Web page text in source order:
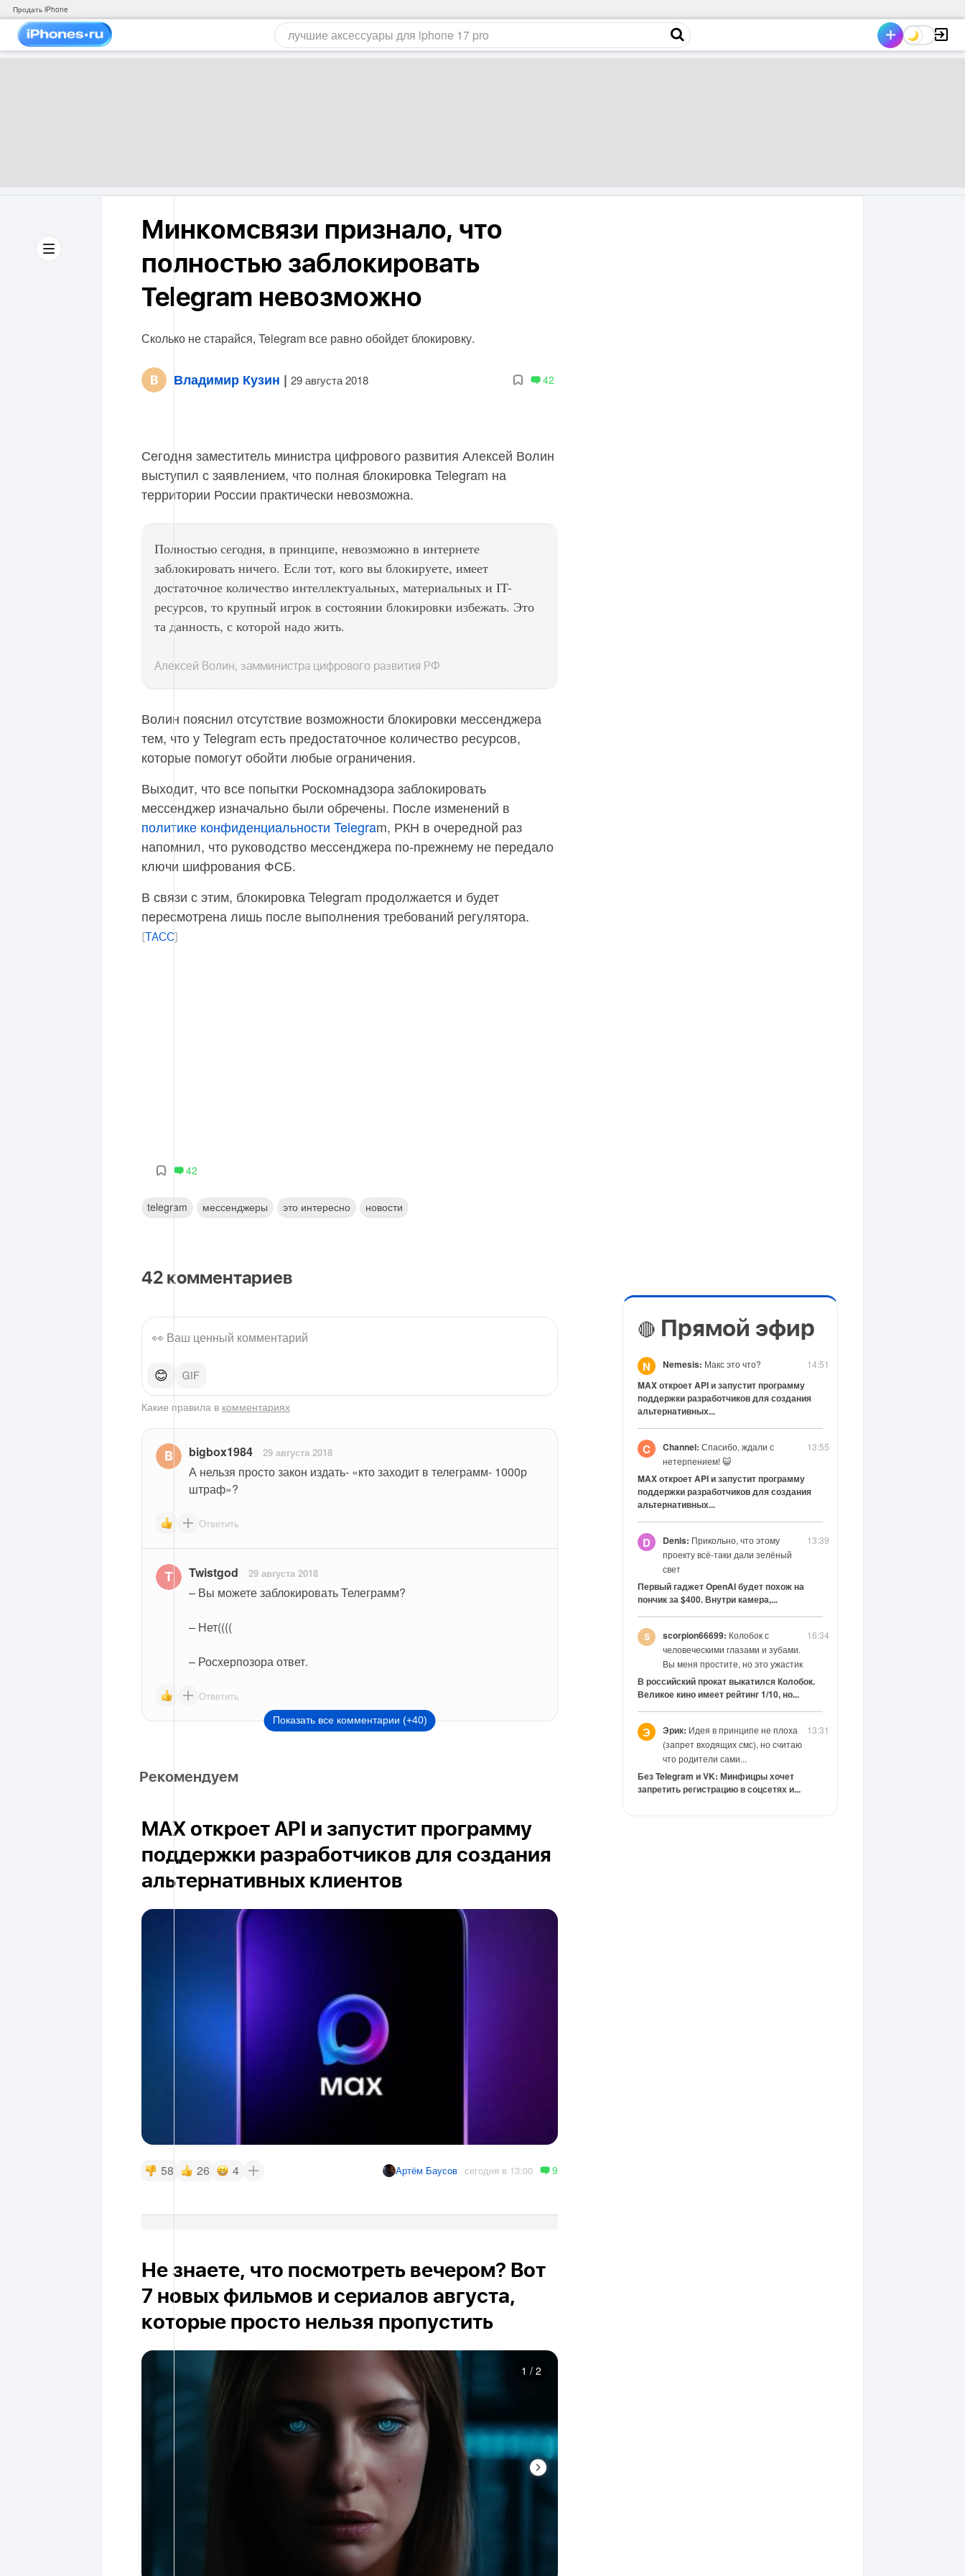
Продать iPhone
Минкомсвязи признало, что
полностью заблокировать
Telegram невозможно
Сколько не старайся, Telegram все равно обойдет блокировку.
Владимир Кузин | 29 августа 2018 42
Сегодня заместитель министра цифрового развития Алексей Волин
выступил с заявлением, что полная блокировка Telegram на
территории России практически невозможна.
Полностью сегодня, в принципе, невозможно в интернете
заблокировать ничего. Если тот, кого вы блокируете, имеет
достаточное количество интеллектуальных, материальных и IT-
ресурсов, то крупный игрок в состоянии блокировки избежать. Это
та данность, с которой надо жить.
Алексей Волин, замминистра цифрового развития РФ
Волин пояснил отсутствие возможности блокировки мессенджера
тем, что у Telegram есть предостаточное количество ресурсов,
которые помогут обойти любые ограничения.
Выходит, что все попытки Роскомнадзора заблокировать
мессенджер изначально были обречены. После изменений в
политике конфиденциальности Telegram, РКН в очередной раз
напомнил, что руководство мессенджера по-прежнему не передало
ключи шифрования ФСБ.
В связи с этим, блокировка Telegram продолжается и будет
пересмотрена лишь после выполнения требований регулятора.
ТАСС
42
telegram мессенджеры это интересно новости
42 комментариев
😊
Какие правила в комментариях
bigbox1984 29 августа 2018
А нельзя просто закон издать- «кто заходит в телеграмм- 1000р
штраф»?
Ответить
Twistgod 29 августа 2018
– Вы можете заблокировать Телеграмм?
– Нет((((
– Росхерпозора ответ.
Ответить
Показать все комментарии (+40)
Рекомендуем
MAX откроет API и запустит программу
поддержки разработчиков для создания
альтернативных клиентов
58 26 4 Артём Баусов сегодня в 13:00 9
Не знаете, что посмотреть вечером? Вот
7 новых фильмов и сериалов августа,
которые просто нельзя пропустить
1 / 2
🔴 Прямой эфир
14:51
N Nemesis: Макс это что?
MAX откроет API и запустит программу
поддержки разработчиков для создания
альтернативных...
13:55
C Channel: Спасибо, ждали с
нетерпением! 😺
MAX откроет API и запустит программу
поддержки разработчиков для создания
альтернативных...
13:39
D Denis: Прикольно, что этому
проекту всё-таки дали зелёный
свет
Первый гаджет OpenAI будет похож на
пончик за $400. Внутри камера,...
16:34
scorpion66699: Колобок с
человеческими глазами и зубами.
Вы меня простите, но это ужастик
В российский прокат выкатился Колобок.
Великое кино имеет рейтинг 1/10, но...
13:31
Э Эрик: Идея в принципе не плоха
(запрет входящих смс), но считаю
что родители сами...
Без Telegram и VK: Минфицры хочет
запретить регистрацию в соцсетях и...